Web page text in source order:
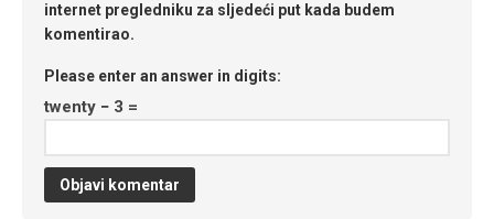
internet pregledniku za sljedeći put kada budem
komentirao.
Please enter an answer in digits:
twenty − 3 =